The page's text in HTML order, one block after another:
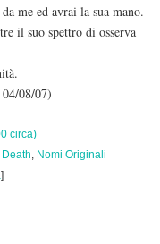
me ed avrai la sua mano.
il suo spettro di osserva
08/07)
circa)
, Nomi Originali
]